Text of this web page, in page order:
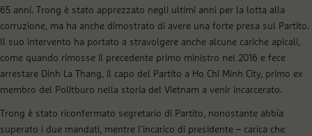
65 anni. Trong è stato apprezzato negli ultimi anni per la lotta alla
corruzione, ma ha anche dimostrato di avere una forte presa sul Partito.
Il suo intervento ha portato a stravolgere anche alcune cariche apicali,
come quando rimosse il precedente primo ministro nel 2016 e fece
arrestare Dinh La Thang, il capo del Partito a Ho Chi Minh City, primo ex
membro del Politburo nella storia del Vietnam a venir incarcerato.
Trong è stato riconfermato segretario di Partito, nonostante abbia
superato i due mandati, mentre l’incarico di presidente – carica che